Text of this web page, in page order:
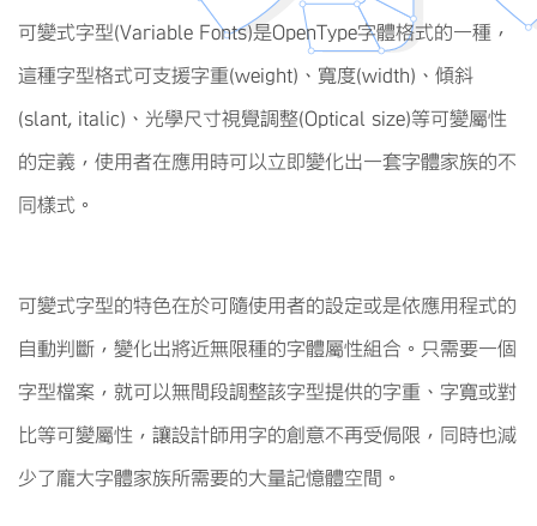
可變式字型(Variable Fonts)是OpenType字體格式的一種，
這種字型格式可支援字重(weight)、寬度(width)、傾斜
(slant, italic)、光學尺寸視覺調整(Optical size)等可變屬性
的定義，使用者在應用時可以立即變化出一套字體家族的不
同樣式。
可變式字型的特色在於可隨使用者的設定或是依應用程式的
自動判斷，變化出將近無限種的字體屬性組合。只需要一個
字型檔案，就可以無間段調整該字型提供的字重、字寬或對
比等可變屬性，讓設計師用字的創意不再受侷限，同時也減
少了龐大字體家族所需要的大量記憶體空間。